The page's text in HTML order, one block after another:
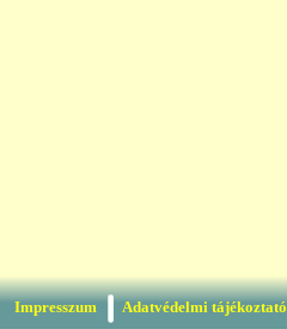
Impresszum Adatvédelmi tájékoztató